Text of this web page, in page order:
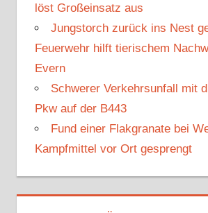
h
löst Großeinsatz aus
Jungstorch zurück ins Nest
Feuerwehr hilft tierischem
Evern
Schwerer Verkehrsunfall mit
Pkw auf der B443
Fund einer Flakgranate bei
Kampfmittel vor Ort gesprengt